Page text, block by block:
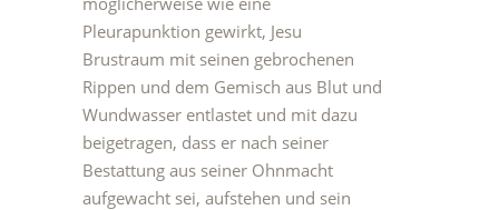
Pleurapunktion gewirkt, Jesu
Brustraum mit seinen gebrochenen
Rippen und dem Gemisch aus Blut und
Wundwasser entlastet und mit dazu
beigetragen, dass er nach seiner
Bestattung aus seiner Ohnmacht
aufgewacht sei, aufstehen und sein